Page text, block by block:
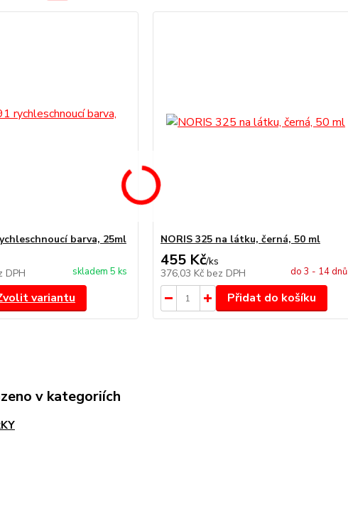
barva, 25ml
DPH skladem 5 ks
variantu
NORIS 325 na látku, černá, 50 ml
455 Kč/ks
376,03 Kč bez DPH do 3 - 14 dnů
Přidat do košíku
v kategoriích